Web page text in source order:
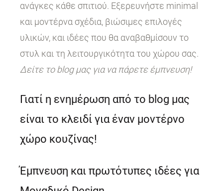
ανάγκες κάθε σπιτιού. Εξερευνήστε minimal
και μοντέρνα σχέδια, βιώσιμες επιλογές
υλικών, και ιδέες που θα αναβαθμίσουν το
στυλ και τη λειτουργικότητα του χώρου σας.
Δείτε το blog μας για να πάρετε έμπνευση!
Γιατί η ενημέρωση από το blog μας
είναι το κλειδί για έναν μοντέρνο
χώρο κουζίνας!
Έμπνευση και πρωτότυπες ιδέες για